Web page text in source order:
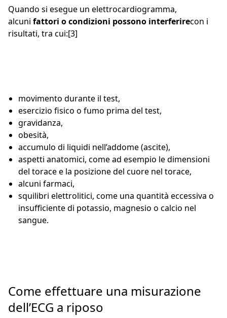
Quando si esegue un elettrocardiogramma,
alcuni fattori o condizioni possono interferirecon i
risultati, tra cui:[3]
movimento durante il test,
esercizio fisico o fumo prima del test,
gravidanza,
obesità,
accumulo di liquidi nell’addome (ascite),
aspetti anatomici, come ad esempio le dimensioni
del torace e la posizione del cuore nel torace,
alcuni farmaci,
squilibri elettrolitici, come una quantità eccessiva o
insufficiente di potassio, magnesio o calcio nel
sangue.
Come effettuare una misurazione
dell’ECG a riposo